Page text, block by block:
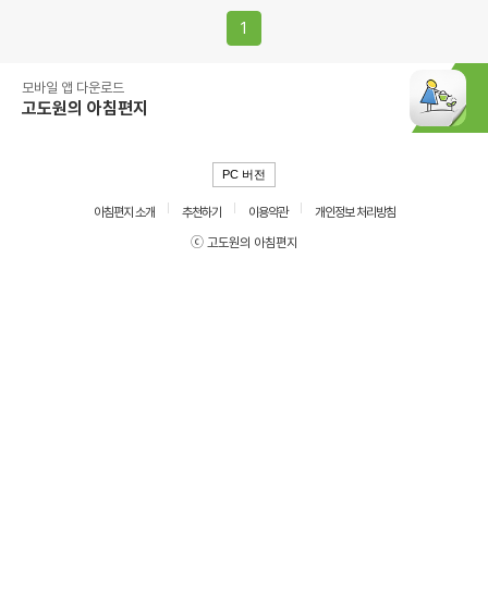
1
모바일 앱 다운로드
고도원의 아침편지
PC 버전
아침편지 소개 추천하기 이용약관
개인정보 처리방침
ⓒ 고도원의 아침편지